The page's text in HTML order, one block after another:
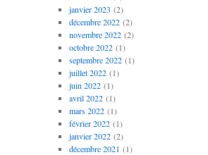
janvier 2023 (2)
décembre 2022(2)
novembre 2022(2)
octobre 2022(1)
septembre 2022(1)
juillet 2022(1)
juin 2022(1)
avril 2022(1)
mars 2022(1)
février 2022(1)
janvier 2022(2)
décembre 2021 (1)